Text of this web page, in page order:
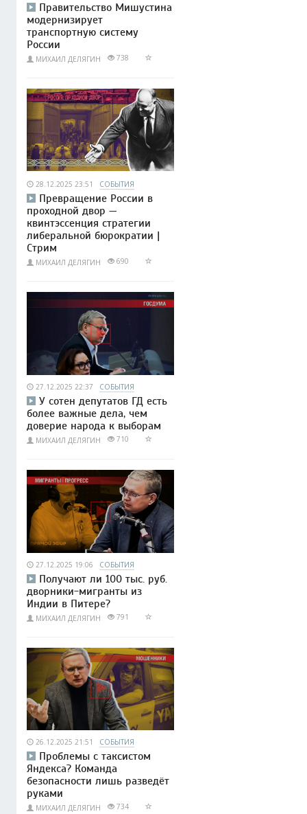
Правительство Мишустина
модернизирует
транспортную систему
России
МИХАИЛ ДЕЛЯГИН 738
28.12.2025 23:51 СОБЫТИЯ
Превращение России в
проходной двор —
квинтэссенция стратегии
либеральной бюрократии |
Стрим
МИХАИЛ ДЕЛЯГИН 690
27.12.2025 22:37 СОБЫТИЯ
У сотен депутатов ГД есть
более важные дела, чем
доверие народа к выборам
МИХАИЛ ДЕЛЯГИН 710
27.12.2025 19:06 СОБЫТИЯ
Получают ли 100 тыс. руб.
дворники-мигранты из
Индии в Питере?
МИХАИЛ ДЕЛЯГИН 791
26.12.2025 21:51 СОБЫТИЯ
Проблемы с таксистом
Яндекса? Команда
безопасности лишь разведёт
руками
МИХАИЛ ДЕЛЯГИН 734